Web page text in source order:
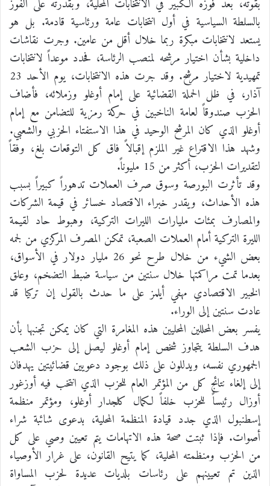
بقوته، بعد فوزه الكبير في الانتخابات المحلية، وبقدرته على الفوز
بالسلطة السياسية في أول انتخابات عامة ورئاسية قادمة. بل هو
يستعد لانتخابات مبكرة ربما خلال أقل من عامين. وجرت نقاشات
داخلية بشأن اختيار مرشحه لمنصب الرئاسة، فحدد موعداً لانتخابات
تمهيدية لاختيار مرشح. وقد جرت هذه الانتخابات، يوم الأحد 23
آذار، في ظل الحملة القضائية على إمام أوغلو وزملائه، فأضاف
الحزب صندوقاً لعامة الناخبين في حركة رمزية للتضامن مع إمام
أوغلو الذي كان المرشح الوحيد في هذا الاستفتاء الحزبي والشعبي.
وشهد هذا الاقتراع غير الملزم إقبالاً فاق كل التوقعات بلغ، وفقاً
لتقديرات الحزب، أكثر من 15 مليوناً.
وقد تأثرت البورصة وسوق صرف العملات تدهوراً كبيراً بسبب
هذه الأحداث، ويقدر خبراء الاقتصاد خسائر في قيمة الشركات
والمصارف بمئات مليارات الليرات التركية، وهبوط حاد لقيمة
الليرة التركية أمام العملات الصعبة، تمكن المصرف المركزي من لجمه
بعض الشيء من خلال طرح نحو 26 مليار دولار في الأسواق،
بعدما تمت مراكمتها خلال سنتين من سياسة ضبط التضخم، وعلق
الخبير الاقتصادي مهفي أيلمز على ما حدث بالقول إن تركيا قد
عادت سنتين إلى الوراء.
يفسر بعض المحللين المحليين هذه المغامرة التي كان يمكن تجنبها بأن
هدف السلطة يتجاوز شخص إمام أوغلو ليصل إلى حزب الشعب
الجمهوري نفسه، ويدللون على ذلك بوجود دعويين قضائيتين يهدفان
إلى إلغاء نتائج كل من المؤتمر العام للحزب الذي انتخب فيه أوزغور
أوزال رئيساً للحزب خلفاً لكمال كلجدار أوغلو، ومؤتمر منظمة
إسطنبول الذي جدد قيادة المنظمة المحلية، بدعوى شائبة شراء
أصوات. فإذا ثبتت صحة هذه الاتهامات يتم تعيين وصي على كل
من الحزب ومنظمته المحلية، كما يتيح القانون، على غرار الأوصياء
الذين تم تعيينهم على رئاسات بلديات عديدة لحزب المساواة